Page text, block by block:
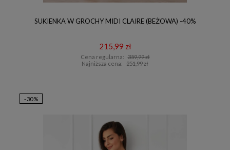
SUKIENKA W GROCHY MIDI CLAIRE (BEŻOWA) -40%
215,99 zł
Cena regularna: 359,99 zł
Najniższa cena:
251,99 zł
-30%